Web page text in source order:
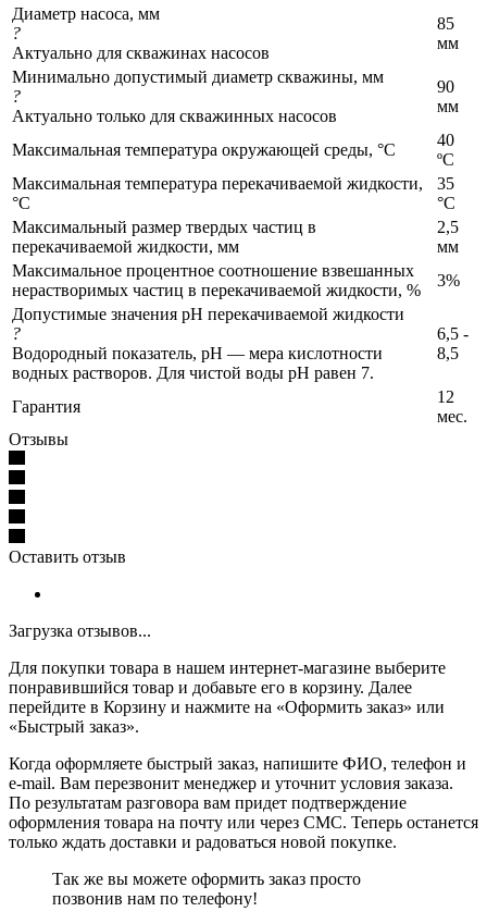
Диаметр насоса, мм
?
Актуально для скважинах насосов
85
мм
Минимально допустимый диаметр скважины, мм
?
Актуально только для скважинных насосов
90
мм
Максимальная температура окружающей среды, °C
40
ºС
Максимальная температура перекачиваемой жидкости,
°C
35
°C
Максимальный размер твердых частиц в
перекачиваемой жидкости, мм
2,5
мм
Максимальное процентное соотношение взвешанных
нерастворимых частиц в перекачиваемой жидкости, %
3%
Допустимые значения pH перекачиваемой жидкости
?
Водородный показатель, pH — мера кислотности
водных растворов. Для чистой воды pH равен 7.
6,5 -
8,5
Гарантия
12
мес.
Отзывы
Оставить отзыв
Загрузка отзывов...
Для покупки товара в нашем интернет-магазине выберите
понравившийся товар и добавьте его в корзину. Далее
перейдите в Корзину и нажмите на «Оформить заказ» или
«Быстрый заказ».
Когда оформляете быстрый заказ, напишите ФИО, телефон и
e-mail. Вам перезвонит менеджер и уточнит условия заказа.
По результатам разговора вам придет подтверждение
оформления товара на почту или через СМС. Теперь останется
только ждать доставки и радоваться новой покупке.
Так же вы можете оформить заказ просто
позвонив нам по телефону!